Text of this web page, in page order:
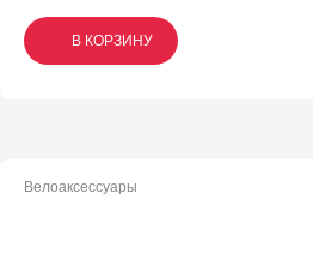
В КОРЗИНУ
В КОРЗИНУ
В КОРЗИНУ
Велоаксессуары